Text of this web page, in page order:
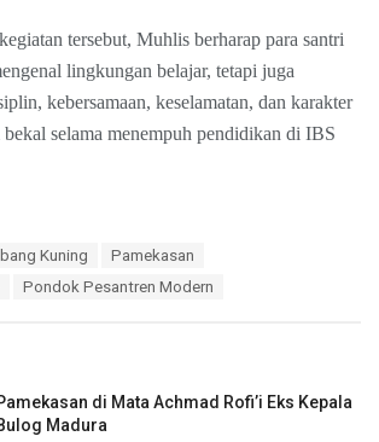
tersebut, Muhlis berharap para santri
lingkungan belajar, tetapi juga
kebersamaan, keselamatan, dan karakter
selama menempuh pendidikan di IBS
Kuning
Pamekasan
Pondok Pesantren Modern
di Mata Achmad Rofi’i Eks Kepala
Madura